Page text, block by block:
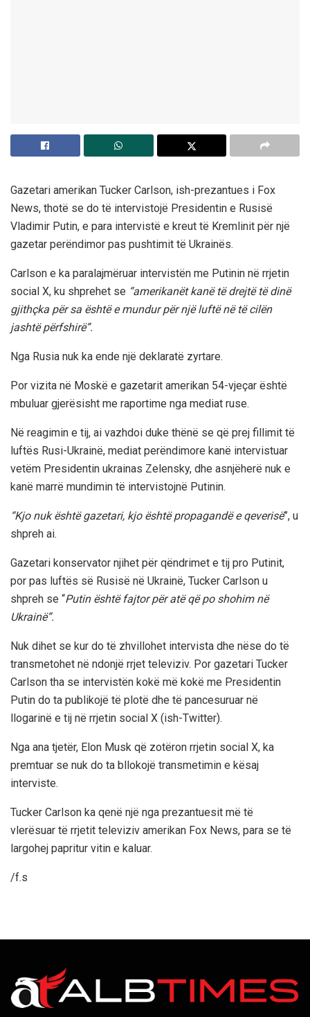
Gazetari amerikan Tucker Carlson, ish-prezantues i Fox
News, thotë se do të intervistojë Presidentin e Rusisë
Vladimir Putin, e para intervistë e kreut të Kremlinit për një
gazetar perëndimor pas pushtimit të Ukrainës.
Carlson e ka paralajmëruar intervistën me Putinin në rrjetin
social X, ku shprehet se “amerikanët kanë të drejtë të dinë
gjithçka për sa është e mundur për një luftë në të cilën
jashtë përfshirë”.
Nga Rusia nuk ka ende një deklaratë zyrtare.
Por vizita në Moskë e gazetarit amerikan 54-vjeçar është
mbuluar gjerësisht me raportime nga mediat ruse.
Në reagimin e tij, ai vazhdoi duke thënë se që prej fillimit të
luftës Rusi-Ukrainë, mediat perëndimore kanë intervistuar
vetëm Presidentin ukrainas Zelensky, dhe asnjëherë nuk e
kanë marrë mundimin të intervistojnë Putinin.
“Kjo nuk është gazetari, kjo është propagandë e qeverisë”, u
shpreh ai.
Gazetari konservator njihet për qëndrimet e tij pro Putinit,
por pas luftës së Rusisë në Ukrainë, Tucker Carlson u
shpreh se “Putin është fajtor për atë që po shohim në
Ukrainë”.
Nuk dihet se kur do të zhvillohet intervista dhe nëse do të
transmetohet në ndonjë rrjet televiziv. Por gazetari Tucker
Carlson tha se intervistën kokë më kokë me Presidentin
Putin do ta publikojë të plotë dhe të pancesuruar në
llogarinë e tij në rrjetin social X (ish-Twitter).
Nga ana tjetër, Elon Musk që zotëron rrjetin social X, ka
premtuar se nuk do ta bllokojë transmetimin e kësaj
interviste.
Tucker Carlson ka qenë një nga prezantuesit më të
vlerësuar të rrjetit televiziv amerikan Fox News, para se të
largohej papritur vitin e kaluar.
/f.s